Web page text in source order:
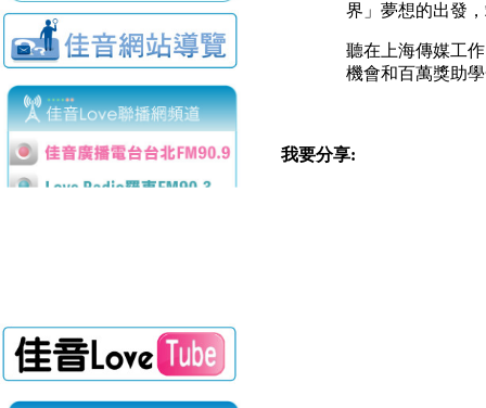
界」夢想的出發
聽在上海傳媒工
機會和百萬獎助
我要分享: